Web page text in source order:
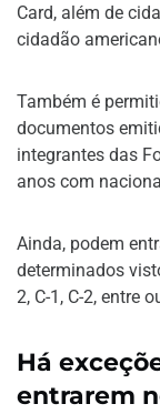
Card, além de
cidadão
Também é
documentos
integrantes das
anos com
Ainda, podem
determinados
2, C-1, C-2, entre
Há
entrarem